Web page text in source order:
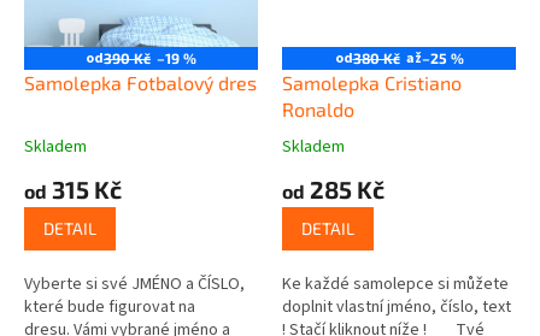
od390 Kč –19 %
Samolepka Fotbalový dres
Skladem
od 315 Kč
DETAIL
Vyberte si své JMÉNO a ČÍSLO,
které bude figurovat na
dresu. Vámi vybrané jméno a
od380 Kč až–25 %
Samolepka Cristiano
Ronaldo
Skladem
od 285 Kč
DETAIL
Ke každé samolepce si můžete
doplnit vlastní jméno, číslo, text
! Stačí kliknout níže ! Tvé